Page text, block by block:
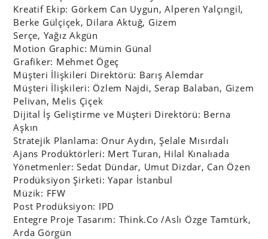
Kreatif Ekip: Görkem Can Uygun, Alperen Yalçıngil,
Berke Gülçiçek, Dilara Aktuğ, Gizem
Serçe, Yağız Akgün
Motion Graphic: Mümin Günal
Grafiker: Mehmet Ögeç
Müşteri İlişkileri Direktörü: Barış Alemdar
Müşteri İlişkileri: Özlem Najdi, Serap Balaban, Gizem
Pelivan, Melis Çiçek
Dijital İş Geliştirme ve Müşteri Direktörü: Berna
Aşkın
Stratejik Planlama: Onur Aydın, Şelale Mısırdalı
Ajans Prodüktörleri: Mert Turan, Hilal Kınalıada
Yönetmenler: Sedat Dündar, Umut Dizdar, Can Özen
Prodüksiyon Şirketi: Yapar İstanbul
Müzik: FFW
Post Prodüksiyon: IPD
Entegre Proje Tasarım: Think.Co /Aslı Özge Tamtürk,
Arda Görgün